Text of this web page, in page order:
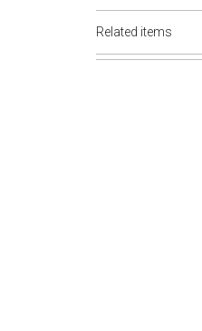
Related items